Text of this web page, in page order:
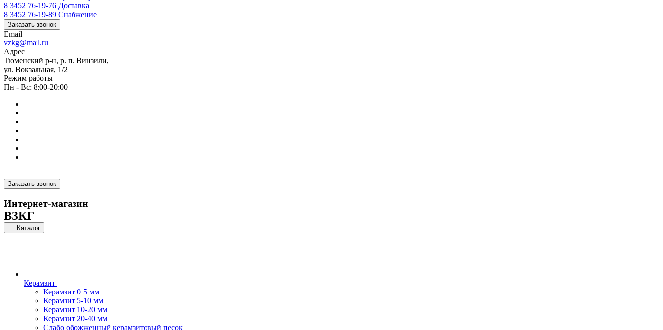
8 3452 76-19-76 Доставка
8 3452 76-19-89 Снабжение
Заказать звонок
Email
vzkg@mail.ru
Адрес
Тюменский р-н, р. п. Винзили,
ул. Вокзальная, 1/2
Режим работы
Пн - Вс: 8:00-20:00
Заказать звонок
Интернет-магазин
ВЗКГ
Каталог
Керамзит
Керамзит 0-5 мм
Керамзит 5-10 мм
Керамзит 10-20 мм
Керамзит 20-40 мм
Слабо обожженный керамзитовый песок